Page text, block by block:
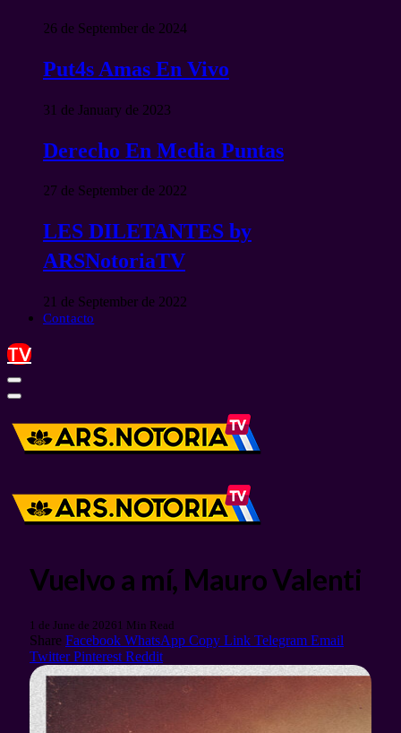
26 de September de 2024
Put4s Amas En Vivo
31 de January de 2023
Derecho En Media Puntas
27 de September de 2022
LES DILETANTES by
ARSNotoriaTV
21 de September de 2022
Contacto
TV
Vuelvo a mí, Mauro Valenti
1 de June de 2026 1 Min Read
Share Facebook WhatsApp Copy Link Telegram Email
Twitter Pinterest Reddit